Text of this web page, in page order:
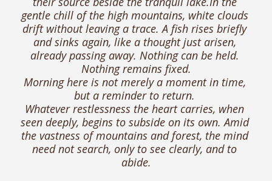
gentle chill of the high mountains, white clouds
drift without leaving a trace. A fish rises briefly
and sinks again, like a thought just arisen,
already passing away. Nothing can be held.
Nothing remains fixed.
Morning here is not merely a moment in time,
but a reminder to return.
Whatever restlessness the heart carries, when
seen deeply, begins to subside on its own. Amid
the vastness of mountains and forest, the mind
need not search, only to see clearly, and to
abide.